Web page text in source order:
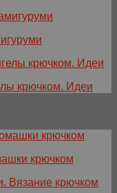
крючком. Идеи
крючком